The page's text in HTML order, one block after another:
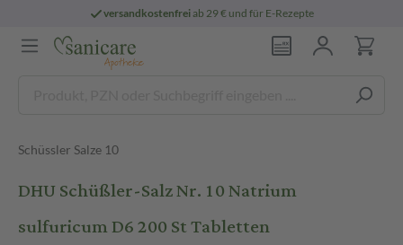
versandkostenfreiab 29 € und für E-Rezepte
Schüssler Salze 10
DHU Schüßler-Salz Nr. 10 Natrium
sulfuricum D6 200 St Tabletten